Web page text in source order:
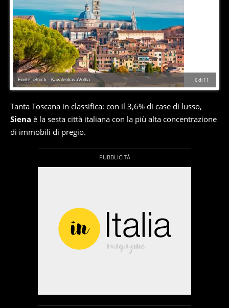
6di 11
Fonte: iStock - KavalenkavaVolha
Tanta Toscana in classifica: con il 3,6% di case di lusso,
Siena è la sesta città italiana con la più alta concentrazione
di immobili di pregio.